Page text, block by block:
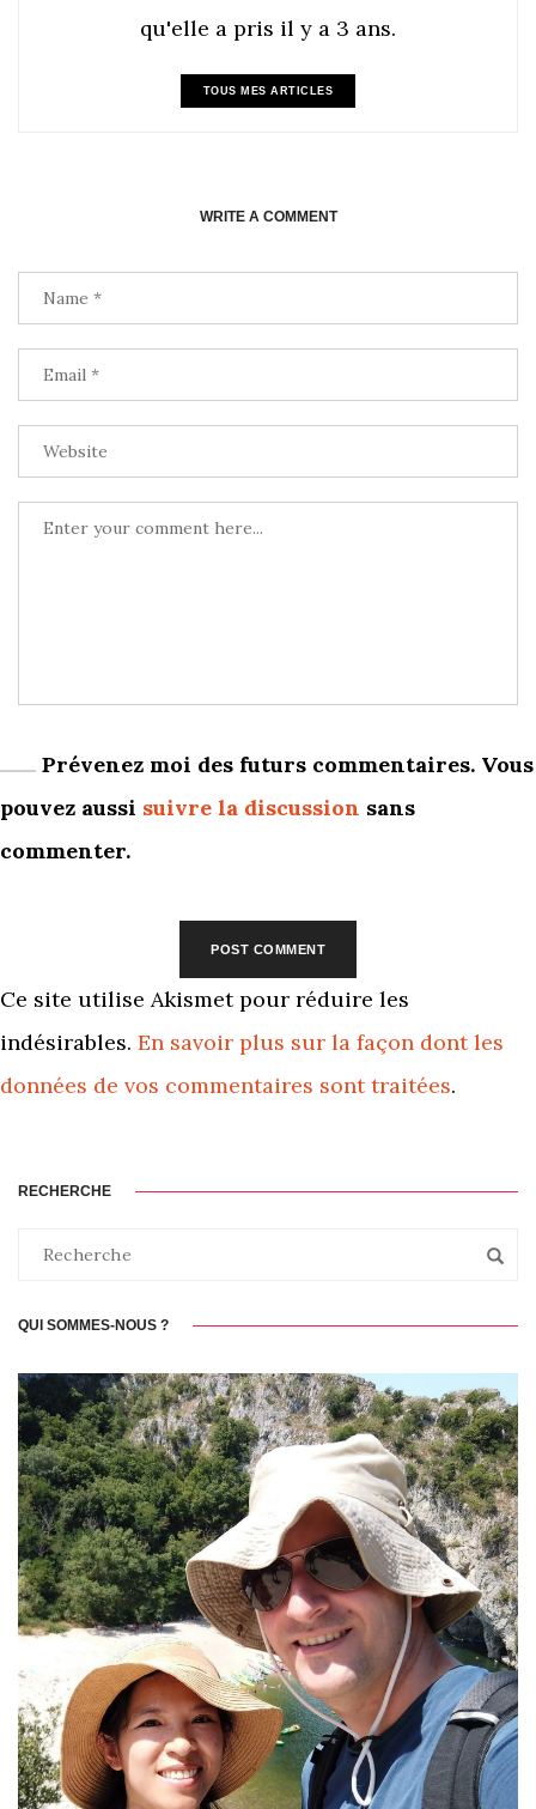
qu'elle a pris il y a 3 ans.
TOUS MES ARTICLES
WRITE A COMMENT
Prévenez moi des futurs commentaires. Vous
pouvez aussi suivre la discussion sans
commenter.
Ce site utilise Akismet pour réduire les
indésirables. En savoir plus sur la façon dont les
données de vos commentaires sont traitées.
RECHERCHE
QUI SOMMES-NOUS ?